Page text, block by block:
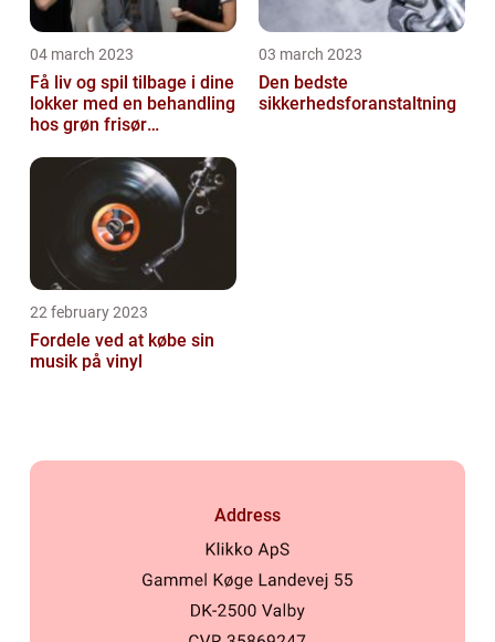
04 march 2023
Få liv og spil tilbage i dine
lokker med en behandling
hos grøn frisør
03 march 2023
Den bedste
sikkerhedsforanstaltning
22 february 2023
Fordele ved at købe sin
musik på vinyl
Address